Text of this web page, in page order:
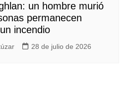
un hombre murió
permanecen
incendio
28 de julio de 2026